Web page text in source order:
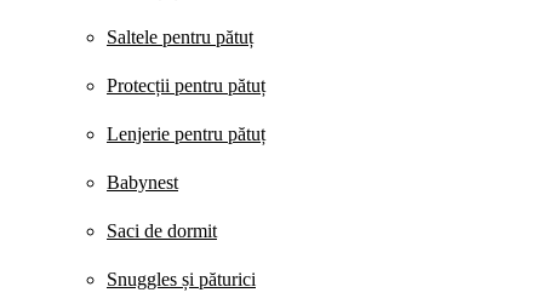
Saltele pentru pătuț
Protecții pentru pătuț
Lenjerie pentru pătuț
Babynest
Saci de dormit
Snuggles și păturici